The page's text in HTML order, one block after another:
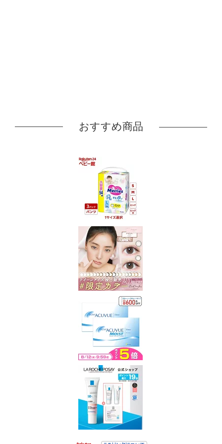
おすすめ商品